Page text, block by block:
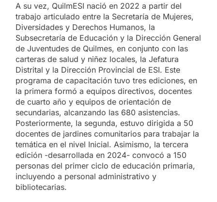
A su vez, QuilmESI nació en 2022 a partir del
trabajo articulado entre la Secretaría de Mujeres,
Diversidades y Derechos Humanos, la
Subsecretaría de Educación y la Dirección General
de Juventudes de Quilmes, en conjunto con las
carteras de salud y niñez locales, la Jefatura
Distrital y la Dirección Provincial de ESI. Este
programa de capacitación tuvo tres ediciones, en
la primera formó a equipos directivos, docentes
de cuarto año y equipos de orientación de
secundarias, alcanzando las 680 asistencias.
Posteriormente, la segunda, estuvo dirigida a 50
docentes de jardines comunitarios para trabajar la
temática en el nivel Inicial. Asimismo, la tercera
edición -desarrollada en 2024- convocó a 150
personas del primer ciclo de educación primaria,
incluyendo a personal administrativo y
bibliotecarias.